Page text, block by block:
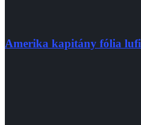
Amerika kapitány fólia lufi